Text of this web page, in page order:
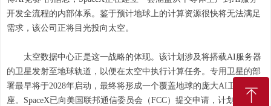
开发全流程的内部体系。鉴于预计地球上的计算资源很快将无法满足
需求，该公司正将目光投向太空。
太空数据中心正是这一战略的体现。该计划涉及将搭载AI服务器
的卫星发射至地球轨道，以便在太空中执行计算任务。专用卫星的部
署最早将于2028年启动，最终将形成一个覆盖地球的庞大AI卫星星
座。SpaceX已向美国联邦通信委员会（FCC）提交申请，计划发射多
ꁸ